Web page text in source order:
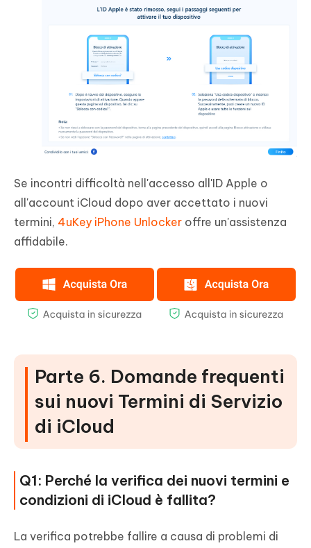
Se incontri difficoltà nell'accesso all'ID Apple o
all'account iCloud dopo aver accettato i nuovi
termini, 4uKey iPhone Unlocker offre un'assistenza
affidabile.
Parte 6. Domande frequenti
sui nuovi Termini di Servizio
di iCloud
Q1: Perché la verifica dei nuovi termini e
condizioni di iCloud è fallita?
La verifica potrebbe fallire a causa di problemi di